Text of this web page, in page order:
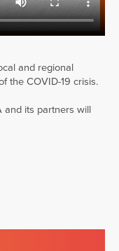
and regional
the COVID-19 crisis.
and its partners will